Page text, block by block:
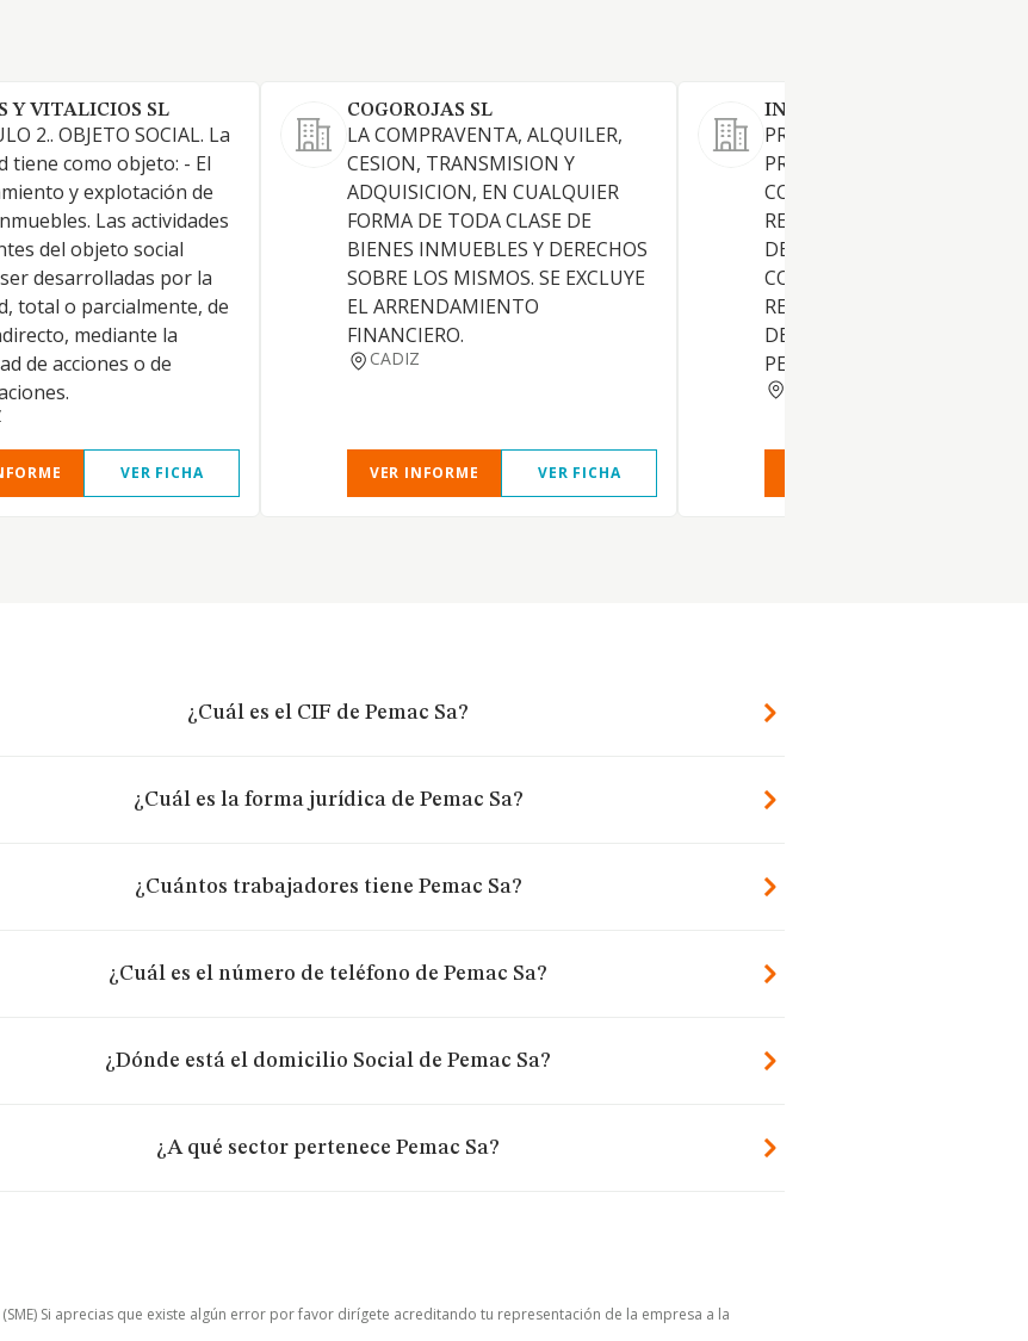
Y VITALICIOS SL
2.. OBJETO SOCIAL. La
tiene como objeto: - El
y explotación de
Las actividades
del objeto social
desarrolladas por la
total o parcialmente, de
mediante la
de acciones o de
VER FICHA
COGOROJAS SL
LA COMPRAVENTA, ALQUILER,
CESION, TRANSMISION Y
ADQUISICION, EN CUALQUIER
FORMA DE TODA CLASE DE
BIENES INMUEBLES Y DERECHOS
SOBRE LOS MISMOS. SE EXCLUYE
EL ARRENDAMIENTO
FINANCIERO.
CADIZ
VER INFORME VER FICHA
IN PRO UBRIQUE SL
PROMOCION Y
PROMOCION DE TERRENOS.
CONSTRUCCION COMPLETA,
REPARACION Y
DE EDIFICACIONES.
CONSTRUCCION COMPLETA,
REPARACION Y
DE OBRAS CIVILES.
PEQUENOS TRABAJOS DE C
¿Cuál es el CIF de Pemac Sa?
¿Cuál es la forma jurídica de Pemac Sa?
¿Cuántos trabajadores tiene Pemac Sa?
¿Cuál es el número de teléfono de Pemac Sa?
¿Dónde está el domicilio Social de Pemac Sa?
¿A qué sector pertenece Pemac Sa?
Si aprecias que existe algún error por favor dirígete acreditando tu representación de la empresa a la